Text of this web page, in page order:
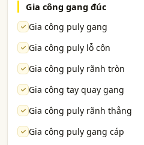
Gia công gang đúc
Gia công puly gang
Gia công puly lỗ côn
Gia công puly rãnh tròn
Gia công tay quay gang
Gia công puly rãnh thẳng
Gia công puly gang cáp